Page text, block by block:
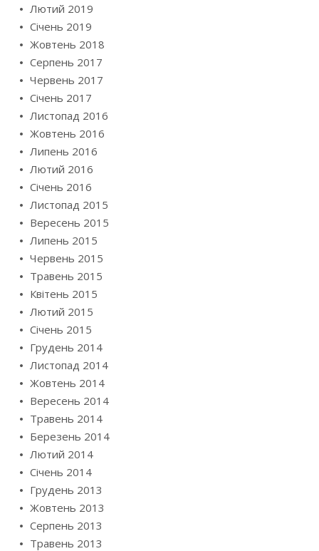
Лютий 2019
Січень 2019
Жовтень 2018
Серпень 2017
Червень 2017
Січень 2017
Листопад 2016
Жовтень 2016
Липень 2016
Лютий 2016
Січень 2016
Листопад 2015
Вересень 2015
Липень 2015
Червень 2015
Травень 2015
Квітень 2015
Лютий 2015
Січень 2015
Грудень 2014
Листопад 2014
Жовтень 2014
Вересень 2014
Травень 2014
Березень 2014
Лютий 2014
Січень 2014
Грудень 2013
Жовтень 2013
Серпень 2013
Травень 2013